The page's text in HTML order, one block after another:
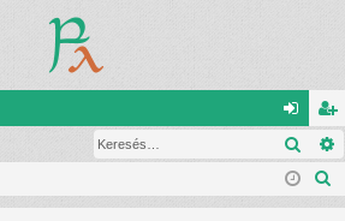
el
ép
eg
is